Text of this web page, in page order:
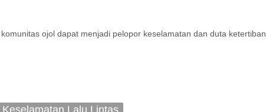
ojol dapat menjadi pelopor keselamatan dan duta ketertiban
Lalu Lintas